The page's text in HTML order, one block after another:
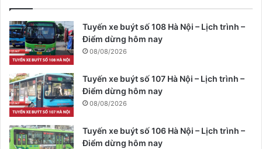
Tuyến xe buýt số 108 Hà Nội – Lịch trình –
Điểm dừng hôm nay
08/08/2026
Tuyến xe buýt số 107 Hà Nội – Lịch trình –
Điểm dừng hôm nay
08/08/2026
Tuyến xe buýt số 106 Hà Nội – Lịch trình –
Điểm dừng hôm nay